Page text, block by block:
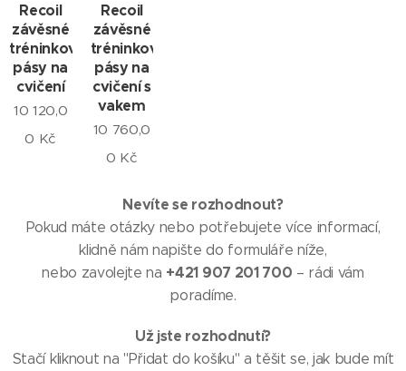
Recoil
závěsné
tréninkové
pásy na
cvičení
10 120,0
0 Kč
Recoil
závěsné
tréninkové
pásy na
cvičení s
vakem
10 760,0
0 Kč
Nevíte se rozhodnout?
Pokud máte otázky nebo potřebujete více informací,
klidně nám napište do formuláře níže,
nebo zavolejte na +421 907 201 700 – rádi vám
poradíme.
Už jste rozhodnutí?
Stačí kliknout na "Přidat do košíku" a těšit se, jak bude mít